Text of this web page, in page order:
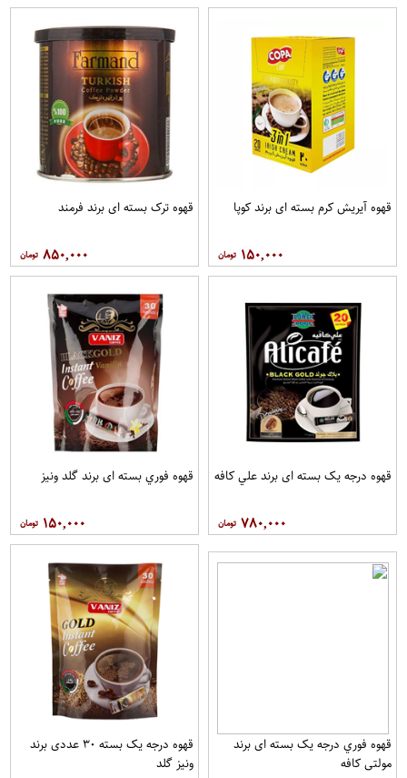
قهوه آيريش کرم بسته ای برند کوپا
۱۵۰,۰۰۰
قهوه ترک بسته ای برند فرمند
۸۵۰,۰۰۰
قهوه درجه یک بسته ای برند علي کافه
۷۸۰,۰۰۰
قهوه فوري بسته ای برند گلد ونيز
۱۵۰,۰۰۰
قهوه فوري درجه یک بسته ای برند
مولتي کافه
قهوه درجه یک بسته ۳۰ عددی برند
ونيز گلد